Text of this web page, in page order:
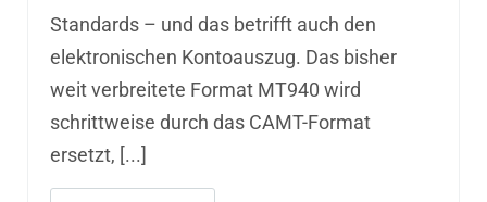
Standards – und das betrifft auch den
elektronischen Kontoauszug. Das bisher
weit verbreitete Format MT940 wird
schrittweise durch das CAMT-Format
ersetzt, [...]